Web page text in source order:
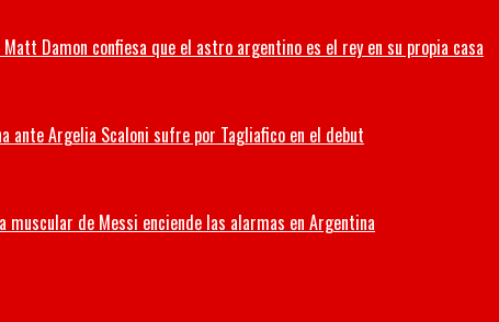
Damon confiesa que el astro argentino es el rey en su propia casa
ante Argelia Scaloni sufre por Tagliafico en el debut
muscular de Messi enciende las alarmas en Argentina